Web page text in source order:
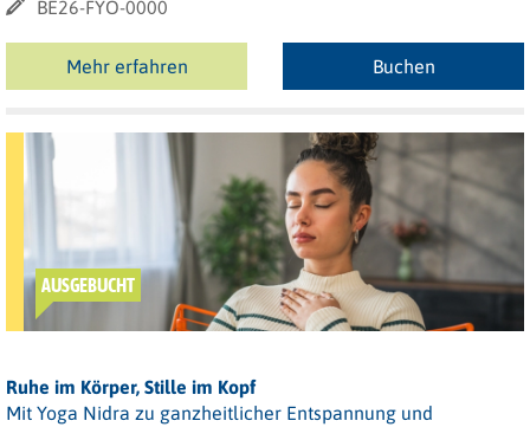
BE26-FYO-0000
Mehr erfahren Buchen
AUSGEBUCHT
Ruhe im Körper, Stille im Kopf
Mit Yoga Nidra zu ganzheitlicher Entspannung und